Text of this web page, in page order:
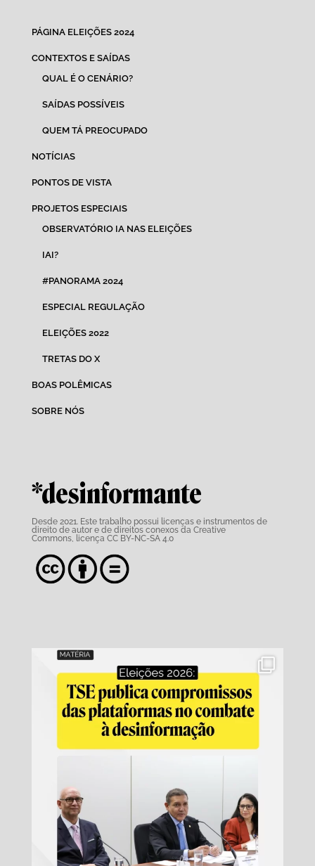
PÁGINA ELEIÇÕES 2024
CONTEXTOS E SAÍDAS
QUAL É O CENÁRIO?
SAÍDAS POSSÍVEIS
QUEM TÁ PREOCUPADO
NOTÍCIAS
PONTOS DE VISTA
PROJETOS ESPECIAIS
OBSERVATÓRIO IA NAS ELEIÇÕES
IAI?
#PANORAMA 2024
ESPECIAL REGULAÇÃO
ELEIÇÕES 2022
TRETAS DO X
BOAS POLÊMICAS
SOBRE NÓS
*desinformante
Desde 2021. Este trabalho possui licenças e instrumentos de
direito de autor e de direitos conexos da Creative
Commons, licença CC BY-NC-SA 4.0